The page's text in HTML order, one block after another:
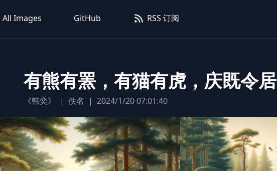
All Images GitHub RSS 订阅
有熊有罴，有猫有虎，庆既令居
《韩奕》 | 佚名 | 2024/1/20 07:01:40